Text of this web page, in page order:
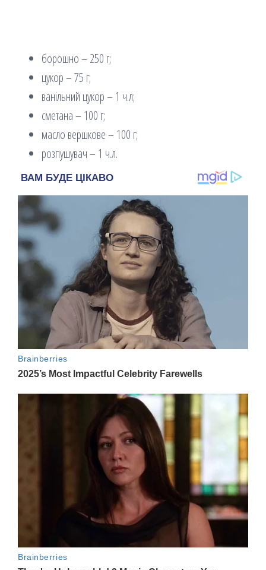
борошно – 250 г;
цукор – 75 г;
ванільний цукор – 1 ч.л;
сметана – 100 г;
масло вершкове – 100 г;
розпушувач – 1 ч.л.